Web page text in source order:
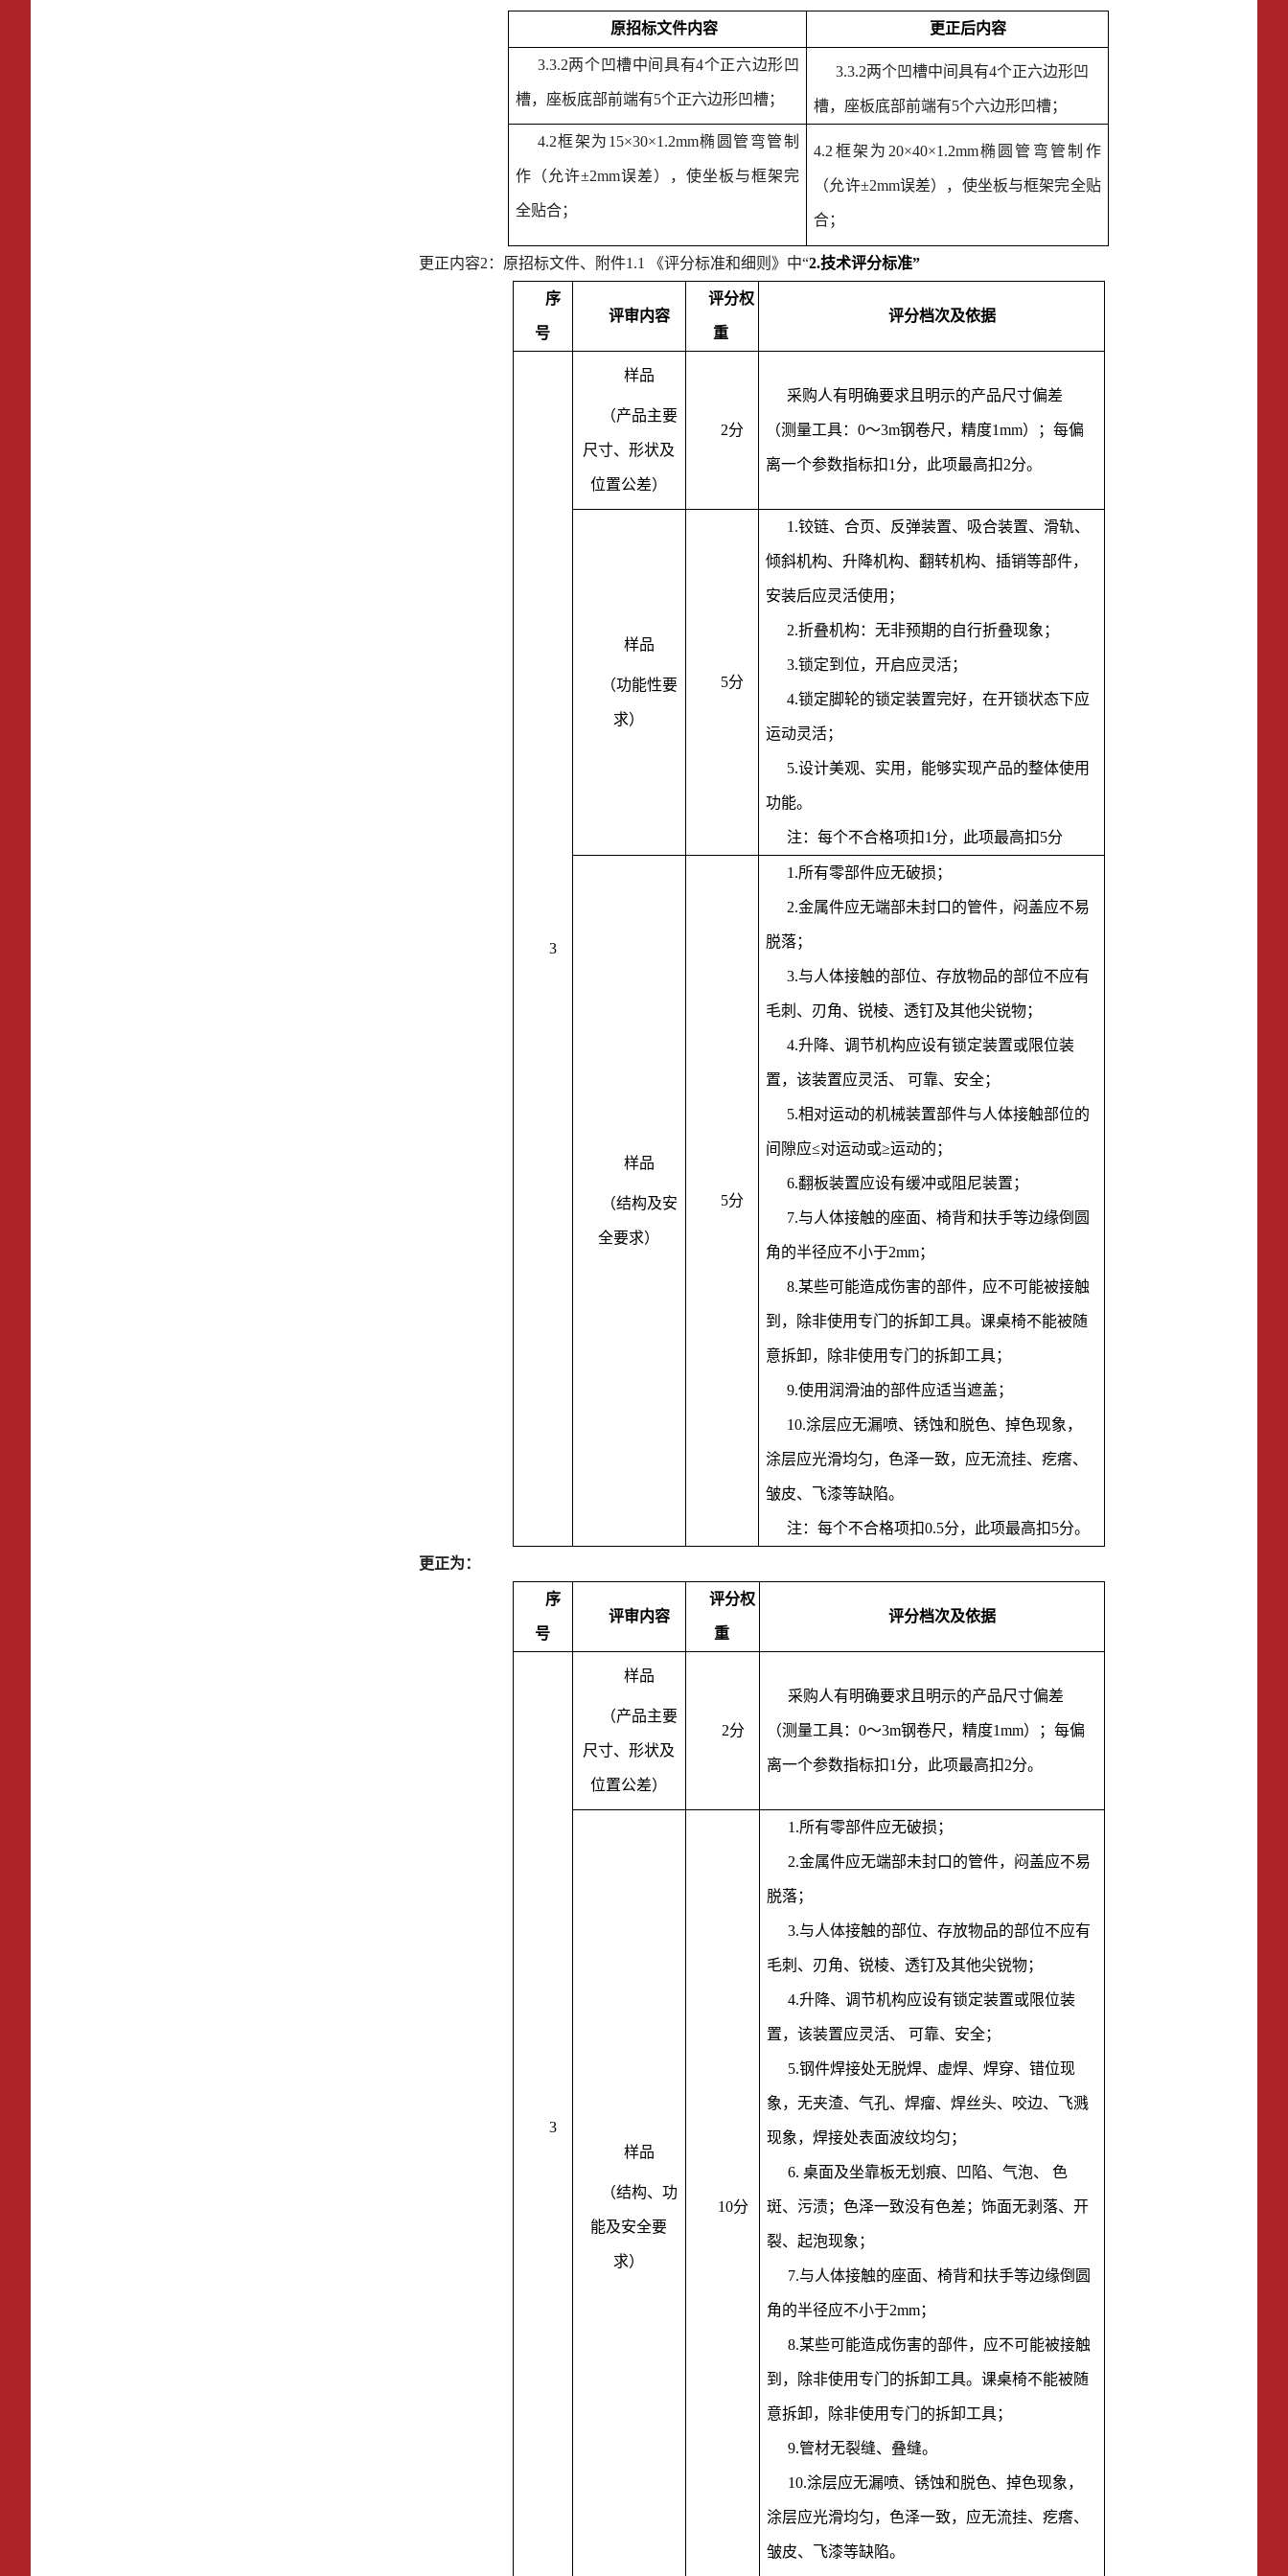
原招标文件内容 更正后内容
3.3.2两个凹槽中间具有4个正六边形凹
槽，座板底部前端有5个正六边形凹槽；
3.3.2两个凹槽中间具有4个正六边形凹
槽，座板底部前端有5个六边形凹槽；
4.2框架为15×30×1.2mm椭圆管弯管制
作（允许±2mm误差），使坐板与框架完
全贴合；
4.2框架为20×40×1.2mm椭圆管弯管制作
（允许±2mm误差），使坐板与框架完全贴
合；
更正内容2 ： 原招标文件、 附件1.1 《评分标准和细则》 中“2.技术评分标准”
序
号
评审内容
评分权
重
评分档次及依据
3
样品
（产品主要
尺寸、形状及
位置公差）
2分
采购人有明确要求且明示的产品尺寸偏差
（测量工具： 0～3m钢卷尺，精度1mm） ；每偏
离一个参数指标扣 1分，此项最高扣2分。
样品
（功能性要
求）
5分
1.铰链、合页、反弹装置、吸合装置、滑轨、
倾斜机构、升降机构、翻转机构、插销等部件，
安装后应灵活使用；
2.折叠机构：无非预期的自行折叠现象；
3.锁定到位，开启应灵活；
4.锁定脚轮的锁定装置完好，在开锁状态下应
运动灵活；
5.设计美观、实用，能够实现产品的整体使用
功能。
注：每个不合格项扣 1分，此项最高扣5分
样品
（结构及安
全要求）
5分
1.所有零部件应无破损；
2.金属件应无端部未封口的管件，闷盖应不易
脱落；
3.与人体接触的部位、存放物品的部位不应有
毛刺、刃角、锐棱、透钉及其他尖锐物；
4.升降、调节机构应设有锁定装置或限位装
置，该装置应灵活、 可靠、安全；
5.相对运动的机械装置部件与人体接触部位的
间隙应≤对运动或≥运动的；
6.翻板装置应设有缓冲或阻尼装置；
7.与人体接触的座面、椅背和扶手等边缘倒圆
角的半径应不小于2mm；
8.某些可能造成伤害的部件，应不可能被接触
到，除非使用专门的拆卸工具。课桌椅不能被随
意拆卸，除非使用专门的拆卸工具；
9.使用润滑油的部件应适当遮盖；
10.涂层应无漏喷、锈蚀和脱色、掉色现象，
涂层应光滑均匀，色泽一致，应无流挂、疙瘩、
皱皮、飞漆等缺陷。
注：每个不合格项扣0.5分，此项最高扣5分。
更正为：
序
号
评审内容
评分权
重
评分档次及依据
3
样品
（产品主要
尺寸、形状及
位置公差）
2分
采购人有明确要求且明示的产品尺寸偏差
（测量工具： 0～3m钢卷尺，精度1mm） ；每偏
离一个参数指标扣 1分，此项最高扣2分。
样品
（结构、功
能及安全要
求）
10分
1.所有零部件应无破损；
2.金属件应无端部未封口的管件，闷盖应不易
脱落；
3.与人体接触的部位、存放物品的部位不应有
毛刺、刃角、锐棱、透钉及其他尖锐物；
4.升降、调节机构应设有锁定装置或限位装
置，该装置应灵活、 可靠、安全；
5.钢件焊接处无脱焊、虚焊、焊穿、错位现
象，无夹渣、气孔、焊瘤、焊丝头、咬边、飞溅
现象，焊接处表面波纹均匀；
6. 桌面及坐靠板无划痕、凹陷、气泡、 色
斑、污渍；色泽一致没有色差；饰面无剥落、开
裂、起泡现象；
7.与人体接触的座面、椅背和扶手等边缘倒圆
角的半径应不小于2mm；
8.某些可能造成伤害的部件，应不可能被接触
到，除非使用专门的拆卸工具。课桌椅不能被随
意拆卸，除非使用专门的拆卸工具；
9.管材无裂缝、叠缝。
10.涂层应无漏喷、锈蚀和脱色、掉色现象，
涂层应光滑均匀，色泽一致，应无流挂、疙瘩、
皱皮、飞漆等缺陷。